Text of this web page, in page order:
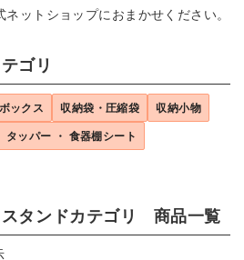
ットショップにおまかせください。
ゴリ
ックス 収納袋・圧縮袋 収納小物
タッパー ・ 食器棚シート
タンドカテゴリ 商品一覧